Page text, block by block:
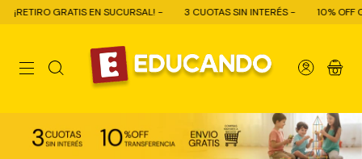
GRATIS EN SUCURSAL! - 3 CUOTAS SIN INTERÉS - 10% OFF CON
0